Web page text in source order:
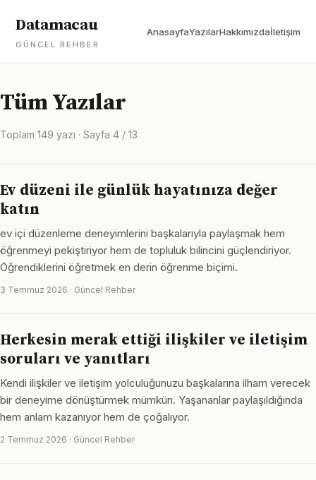
Datamacau
GÜNCEL REHBER
AnasayfaYazılarHakkımızdaİletişim
Tüm Yazılar
Toplam 149 yazı · Sayfa 4 / 13
Ev düzeni ile günlük hayatınıza değer
katın
ev içi düzenleme deneyimlerini başkalarıyla paylaşmak hem
öğrenmeyi pekiştiriyor hem de topluluk bilincini güçlendiriyor.
Öğrendiklerini öğretmek en derin öğrenme biçimi.
3 Temmuz 2026 · Güncel Rehber
Herkesin merak ettiği ilişkiler ve iletişim
soruları ve yanıtları
Kendi ilişkiler ve iletişim yolculuğunuzu başkalarına ilham verecek
bir deneyime dönüştürmek mümkün. Yaşananlar paylaşıldığında
hem anlam kazanıyor hem de çoğalıyor.
2 Temmuz 2026 · Güncel Rehber